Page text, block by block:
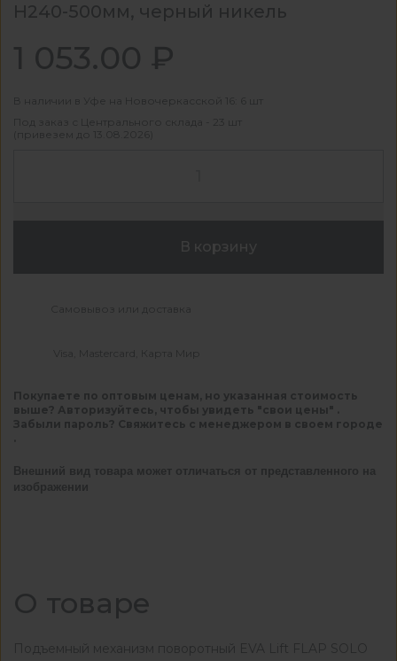
H240-500мм, черный никель
1 053.00 ₽
В наличии в Уфе на Новочеркасской 16: 6 шт
Под заказ с Центрального склада - 23 шт
(привезем до 13.08.2026)
В корзину
Самовывоз или доставка
Visa, Mastercard, Карта Мир
Покупаете по оптовым ценам, но указанная стоимость
выше? Авторизуйтесь, чтобы увидеть "свои цены" .
Забыли пароль? Свяжитесь с менеджером в своем городе
Внешний вид товара может отличаться от представленного на
изображении
О товаре
Подъемный механизм поворотный EVA Lift FLAP SOLO